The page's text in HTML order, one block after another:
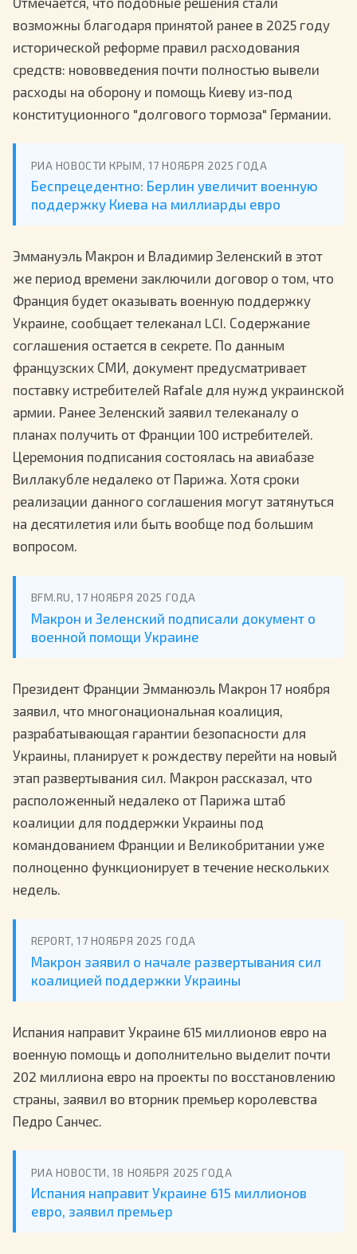
возможны благодаря принятой ранее в 2025 году
исторической реформе правил расходования
средств: нововведения почти полностью вывели
расходы на оборону и помощь Киеву из-под
конституционного "долгового тормоза" Германии.
РИА НОВОСТИ КРЫМ, 17 НОЯБРЯ 2025 ГОДА
Беспрецедентно: Берлин увеличит военную
поддержку Киева на миллиарды евро
Эммануэль Макрон и Владимир Зеленский в этот
же период времени заключили договор о том, что
Франция будет оказывать военную поддержку
Украине, сообщает телеканал LCI. Содержание
соглашения остается в секрете. По данным
французских СМИ, документ предусматривает
поставку истребителей Rafale для нужд украинской
армии. Ранее Зеленский заявил телеканалу о
планах получить от Франции 100 истребителей.
Церемония подписания состоялась на авиабазе
Виллакубле недалеко от Парижа. Хотя сроки
реализации данного соглашения могут затянуться
на десятилетия или быть вообще под большим
вопросом.
BFM.RU, 17 НОЯБРЯ 2025 ГОДА
Макрон и Зеленский подписали документ о
военной помощи Украине
Президент Франции Эмманюэль Макрон 17 ноября
заявил, что многонациональная коалиция,
разрабатывающая гарантии безопасности для
Украины, планирует к рождеству перейти на новый
этап развертывания сил. Макрон рассказал, что
расположенный недалеко от Парижа штаб
коалиции для поддержки Украины под
командованием Франции и Великобритании уже
полноценно функционирует в течение нескольких
недель.
REPORT, 17 НОЯБРЯ 2025 ГОДА
Макрон заявил о начале развертывания сил
коалицией поддержки Украины
Испания направит Украине 615 миллионов евро на
военную помощь и дополнительно выделит почти
202 миллиона евро на проекты по восстановлению
страны, заявил во вторник премьер королевства
Педро Санчес.
РИА НОВОСТИ, 18 НОЯБРЯ 2025 ГОДА
Испания направит Украине 615 миллионов
евро, заявил премьер